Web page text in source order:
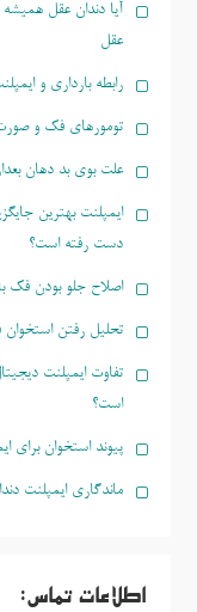
آیا دندان عقل
عقل
رابطه بارداری و
تومورهای فک و
علت بوی بد دهان
ایمپلنت بهترین
دست رفته است؟
اصلاح جلو بودن فک
تحلیل رفتن
تفاوت ایمپلنت
است؟
پیوند استخوان برای
ماندگاری ایمپلنت
اطلاعات تماس: